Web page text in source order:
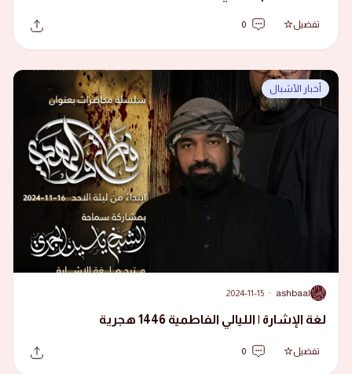
تفضيل 0
أخبار الأشبال
A
ashbaal
·
2024-11-15
لغة الإشارة | الليالي الفاطمية 1446 هجرية
تفضيل 0